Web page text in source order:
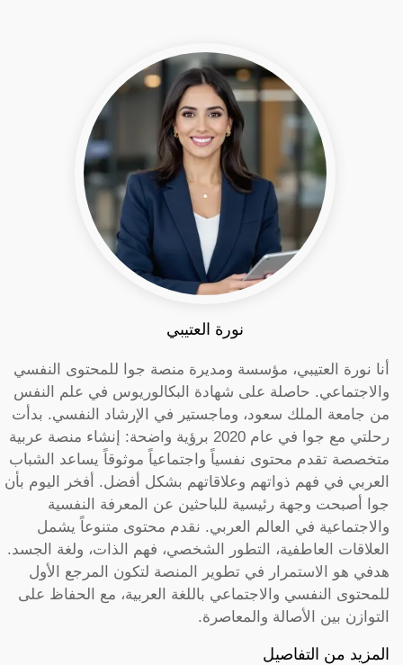
نورة العتيبي
أنا نورة العتيبي، مؤسسة ومديرة منصة جوا للمحتوى النفسي
والاجتماعي. حاصلة على شهادة البكالوريوس في علم النفس
من جامعة الملك سعود، وماجستير في الإرشاد النفسي. بدأت
رحلتي مع جوا في عام 2020 برؤية واضحة: إنشاء منصة عربية
متخصصة تقدم محتوى نفسياً واجتماعياً موثوقاً يساعد الشباب
العربي في فهم ذواتهم وعلاقاتهم بشكل أفضل. أفخر اليوم بأن
جوا أصبحت وجهة رئيسية للباحثين عن المعرفة النفسية
والاجتماعية في العالم العربي. نقدم محتوى متنوعاً يشمل
العلاقات العاطفية، التطور الشخصي، فهم الذات، ولغة الجسد.
هدفي هو الاستمرار في تطوير المنصة لتكون المرجع الأول
للمحتوى النفسي والاجتماعي باللغة العربية، مع الحفاظ على
التوازن بين الأصالة والمعاصرة.
المزيد من التفاصيل